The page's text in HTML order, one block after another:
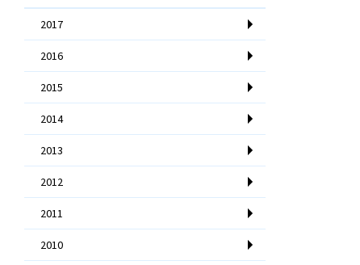
2017
2016
2015
2014
2013
2012
2011
2010